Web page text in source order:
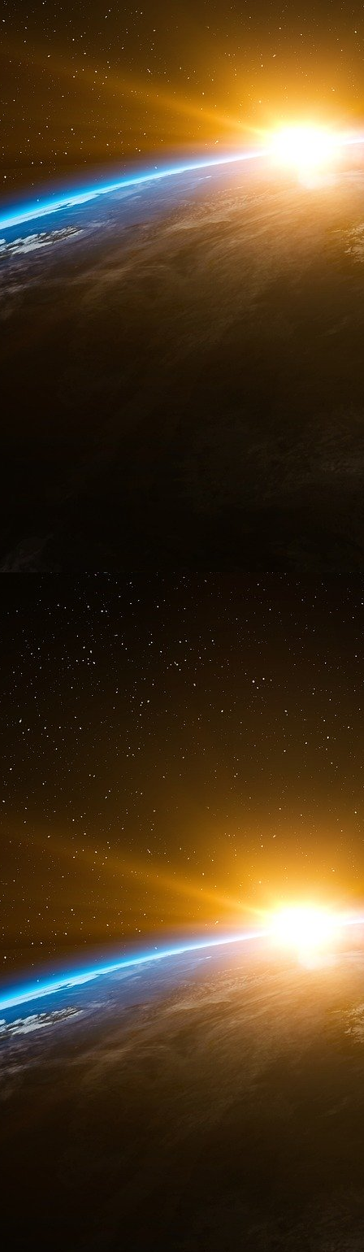
pour payer les frais d’hospitalisation de son
de 30 000 euros et il s’était rendu aux
De son côté, la principale association des
auteurs de ces braquages, affirmant
l’oppression ».
AFP